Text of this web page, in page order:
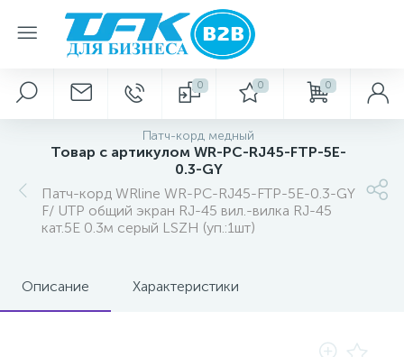
0 0 0
Патч-корд медный
Товар с артикулом WR-PC-RJ45-FTP-5E-
0.3-GY
Патч-корд WRline WR-PC-RJ45-FTP-5E-0.3-GY
F/ UTP общий экран RJ-45 вил.-вилка RJ-45
кат.5E 0.3м серый LSZH (уп.:1шт)
Описание Характеристики